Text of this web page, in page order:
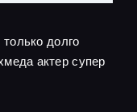
долго
актер супер